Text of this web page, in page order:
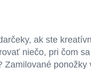
ak ste
niečo, pri čom
Zamilované